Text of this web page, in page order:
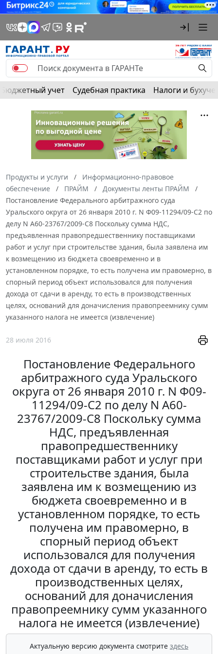
Бюджетный учет Судебная практика Налоги и
Продукты и услуги
Информационно-правовое
обеспечение
ПРАЙМ
Документы ленты ПРАЙМ
Постановление Федерального арбитражного суда
Уральского округа от 26 января 2010 г. N Ф09-11294/09-С2 по
делу N А60-23767/2009-С8 Поскольку сумма НДС,
предъявленная правопредшественнику поставщиками
работ и услуг при строительстве здания, была заявлена им
к возмещению из бюджета своевременно и в
установленном порядке, то есть получена им правомерно, в
спорный период объект использовался для получения
дохода от сдачи в аренду, то есть в производственных
целях, оснований для доначисления правопреемнику сумм
указанного налога не имеется (извлечение)
28 июля 2016
Постановление Федерального
арбитражного суда Уральского
округа от 26 января 2010 г. N Ф09-
11294/09-С2 по делу N А60-
23767/2009-С8 Поскольку сумма
НДС, предъявленная
правопредшественнику
поставщиками работ и услуг при
строительстве здания, была
заявлена им к возмещению из
бюджета своевременно и в
установленном порядке, то есть
получена им правомерно, в
спорный период объект
использовался для получения
дохода от сдачи в аренду, то есть в
производственных целях,
оснований для доначисления
правопреемнику сумм указанного
налога не имеется (извлечение)
Актуальную версию документа смотрите здесь